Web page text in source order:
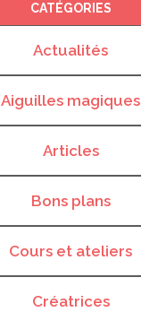
CATÉGORIES
Actualités
Aiguilles magiques
Articles
Bons plans
Cours et ateliers
Créatrices